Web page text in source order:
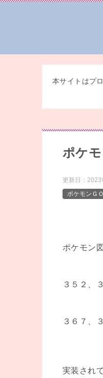
本サイトはプ
ポケ
更新日： 2023
ポケモンＧＯ
ポケモン
３５２、
３６７、
実装され